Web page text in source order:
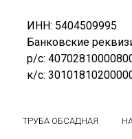
ИНН: 5404509995
Банковские
р/с:
к/с:
ТРУБА ОБСАДНАЯ